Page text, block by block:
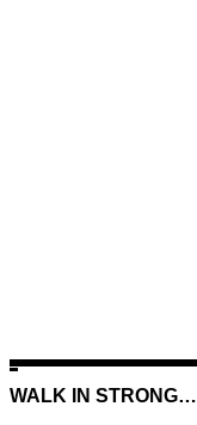
WALK IN STRONG…